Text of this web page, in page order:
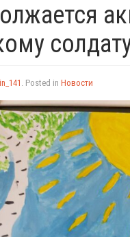
. Posted in Новости